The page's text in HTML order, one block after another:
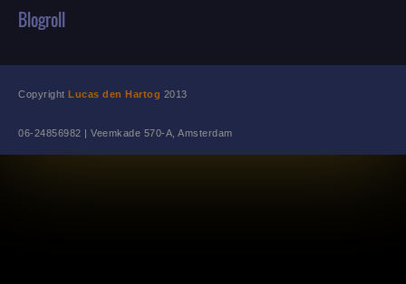
Blogroll
Copyright Lucas den Hartog 2013
06-24856982 | Veemkade 570-A, Amsterdam